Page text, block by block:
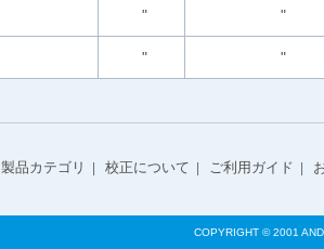
" "
" "
製品カテゴリ 校正について ご利用ガイド
COPYRIGHT © 2001